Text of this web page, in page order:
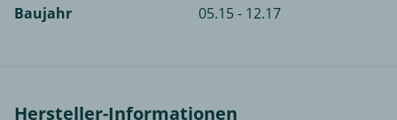
Baujahr
05.15 - 12.17
Hersteller-Informationen